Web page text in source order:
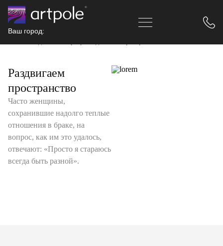
Ваш город:
Раздвигаем
пространство
Часто женщины,
сохранившие надолго теплые
отношения в браке, на
вопрос, как им это удалось,
отвечают: «Просто я стараюсь
всегда быть разной».